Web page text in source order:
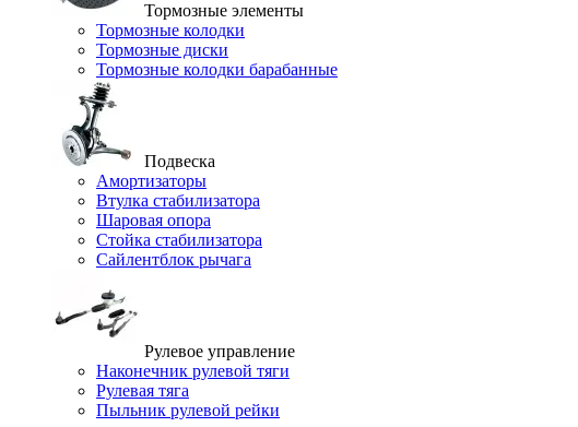
Тормозные элементы
Тормозные колодки
Тормозные диски
Тормозные колодки барабанные
Подвеска
Амортизаторы
Втулка стабилизатора
Шаровая опора
Стойка стабилизатора
Сайлентблок рычага
Рулевое управление
Наконечник рулевой тяги
Рулевая тяга
Пыльник рулевой рейки